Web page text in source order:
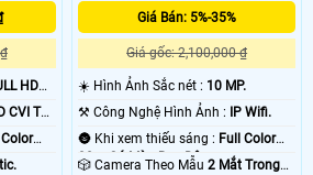
để khách hàng lựa chọn những sản phẩm phù
mình. Với chính sách bán hàng chiết khấu cao
khách hàng những sản phẩm chất lượng dịch
các sản phẩm chính hãng Kbvision Bên Dưới.
HD
CVI TVI
Giá Bán: 5%-35%
Giá gốc: 2,100,000 ₫
☀️ Hình Ảnh Sắc nét : 10 MP.
⚒ Công Nghệ Hình Ảnh :
IP Wifi.
🌚 Khi xem thiếu sáng : Full Color
30m Có Màu Ban Ðêm.
🎲 Camera Theo Mẫu2 Mắt Trong